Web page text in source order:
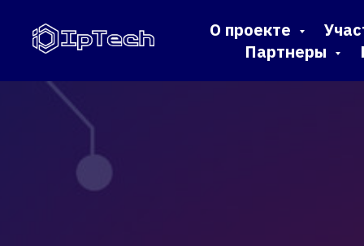
О проекте
Партнеры